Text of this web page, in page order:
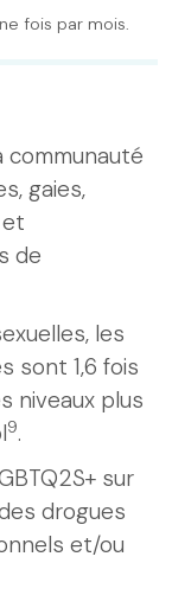
fois par mois.
communauté
gaies,
de
les
sont 1,6 fois
niveaux plus
9.
sur
drogues
et/ou